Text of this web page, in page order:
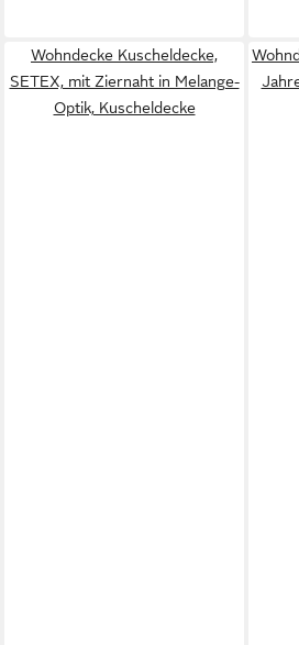
Wohndecke Kuscheldecke,
SETEX, mit Ziernaht in Melange-
Optik, Kuscheldecke